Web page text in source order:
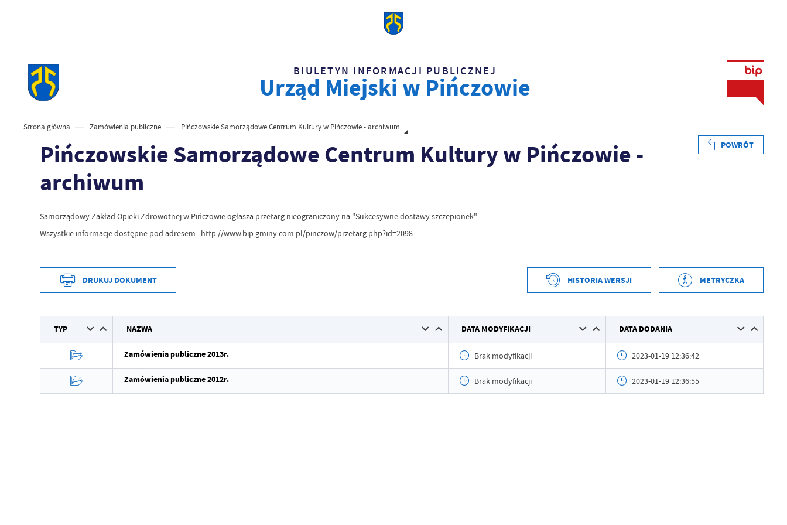
BIULETYN INFORMACJI PUBLICZNEJ
Urząd Miejski w Pińczowie
Strona główna Zamówienia publiczne Pińczowskie Samorządowe Centrum Kultury w Pińczowie - archiwum
Pińczowskie Samorządowe Centrum Kultury w Pińczowie -
archiwum
POWRÓT
Samorządowy Zakład Opieki Zdrowotnej w Pińczowie ogłasza przetarg nieograniczony na "Sukcesywne dostawy szczepionek"
Wszystkie informacje dostępne pod adresem : http://www.bip.gminy.com.pl/pinczow/przetarg.php?id=2098
Wytworzył Andrzej Gajda
Data opublikowania 2023-01-19 12:36:12
DRUKUJ DOKUMENT HISTORIA WERSJI METRYCZKA
TYP NAZWA DATA MODYFIKACJI DATA DODANIA
Zamówienia publiczne 2013r. Brak modyfikacji 2023-01-19 12:36:42
Zamówienia publiczne 2012r. Brak modyfikacji 2023-01-19 12:36:55